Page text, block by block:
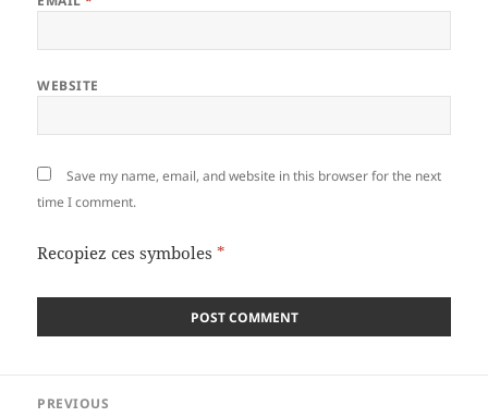
WEBSITE
Save my name, email, and website in this browser for the next
time I comment.
Recopiez ces symboles *
PREVIOUS